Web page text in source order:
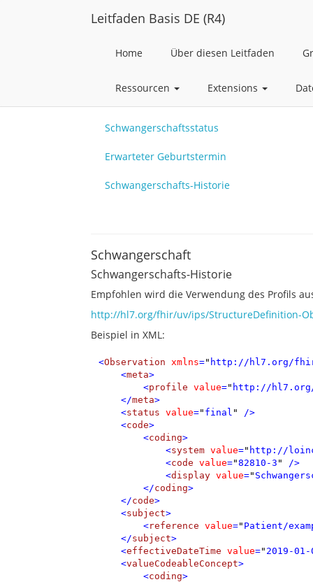
Leitfaden Basis DE (R4)
Home Über diesen Leitfaden
Ressourcen Extensions
Schwangerschaftsstatus
Erwarteter Geburtstermin
Schwangerschafts-Historie
Schwangerschaft
Schwangerschafts-Historie
Empfohlen wird die Verwendung des Profils
http://hl7.org/fhir/uv/ips/StructureDefinition-
Beispiel in XML:
<Observation xmlns=" http://hl7.org/
<meta>
<profile value=" http://hl7.org/
</meta>
<status value=" final "
/>
<code>
<coding>
<system value=" http://
<code value="82810-3 "
/>
<display value="
</coding>
</code>
<subject>
<reference value=" Patient/
</subject>
<effectiveDateTime value=" 2019-01-
<valueCodeableConcept>
<coding>